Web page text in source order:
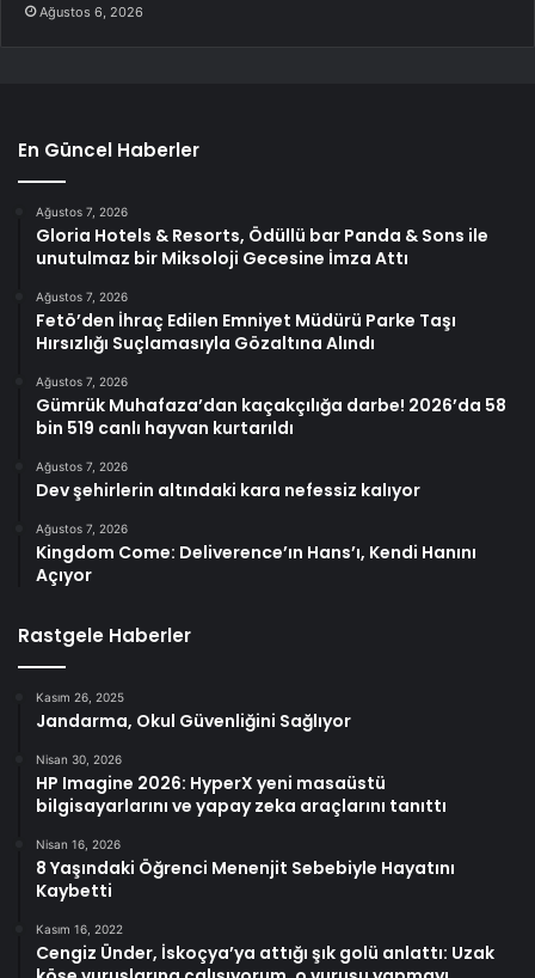
Ağustos 6, 2026
En Güncel Haberler
Ağustos 7, 2026
Gloria Hotels & Resorts, Ödüllü bar Panda & Sons ile
unutulmaz bir Miksoloji Gecesine İmza Attı
Ağustos 7, 2026
Fetö’den İhraç Edilen Emniyet Müdürü Parke Taşı
Hırsızlığı Suçlamasıyla Gözaltına Alındı
Ağustos 7, 2026
Gümrük Muhafaza’dan kaçakçılığa darbe! 2026’da 58
bin 519 canlı hayvan kurtarıldı
Ağustos 7, 2026
Dev şehirlerin altındaki kara nefessiz kalıyor
Ağustos 7, 2026
Kingdom Come: Deliverence’ın Hans’ı, Kendi Hanını
Açıyor
Rastgele Haberler
Kasım 26, 2025
Jandarma, Okul Güvenliğini Sağlıyor
Nisan 30, 2026
HP Imagine 2026: HyperX yeni masaüstü
bilgisayarlarını ve yapay zeka araçlarını tanıttı
Nisan 16, 2026
8 Yaşındaki Öğrenci Menenjit Sebebiyle Hayatını
Kaybetti
Kasım 16, 2022
Cengiz Ünder, İskoçya’ya attığı şık golü anlattı: Uzak